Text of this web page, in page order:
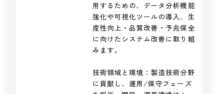
用するための、データ分析機能
強化や可視化ツールの導入、生
産性向上・品質改善・予兆保全
に向けたシステム改善に取り組
みます。
技術領域と環境：製造技術分野
に貢献し、運用/保守フェーズ